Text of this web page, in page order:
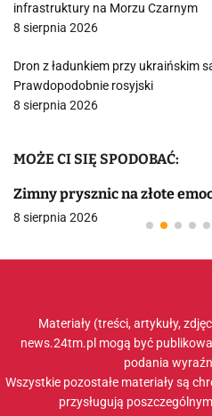
infrastruktury na Morzu Czarnym
8 sierpnia 2026
Dron z ładunkiem przy ukraińskim
Prawdopodobnie rosyjski
8 sierpnia 2026
MOŻE CI SIĘ SPODOBAĆ:
Zimny prysznic na złote
8 sierpnia 2026
Materiały (treści, artykuły,
news.24tm.pl mogą być
podania
Wszystkie pozostałe materiały są
przysługują